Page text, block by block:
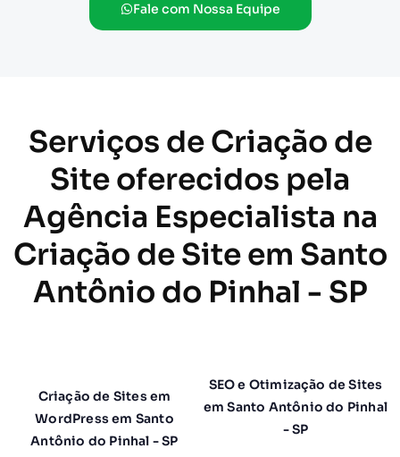
Fale com Nossa Equipe
Serviços de Criação de
Site oferecidos pela
Agência Especialista na
Criação de Site em Santo
Antônio do Pinhal - SP
Criação de Sites em
WordPress em Santo
Antônio do Pinhal - SP
SEO e Otimização de Sites
em Santo Antônio do Pinhal
- SP